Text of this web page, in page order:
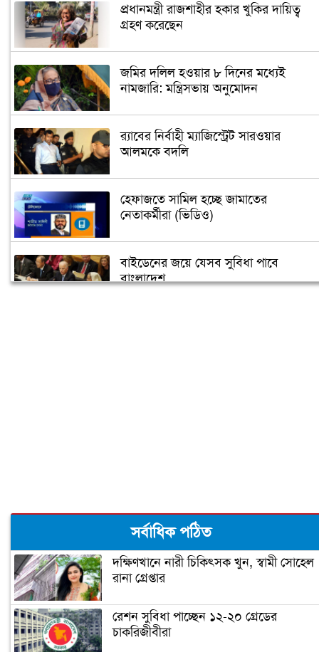
প্রধানমন্ত্রী রাজশাহীর হকার খুকির দায়িত্ব
গ্রহণ করেছেন
জমির দলিল হওয়ার ৮ দিনের মধ্যেই
নামজারি: মন্ত্রিসভায় অনুমোদন
র‌্যাবের নির্বাহী ম্যাজিস্ট্রেট সারওয়ার
আলমকে বদলি
হেফাজতে সামিল হচ্ছে জামাতের
নেতাকর্মীরা (ভিডিও)
বাইডেনের জয়ে যেসব সুবিধা পাবে
বাংলাদেশ
মধ্যবিত্তদের জন্য তৈরি ফ্ল্যাটের দাম আকাশ
ছোঁয়া (ভিডিও)
প্রধানমন্ত্রী আজ উদ্বোধন করবেন গোলাম
শিশু নির্যাতন ধামাচাপা দিতে ভাস্কর্যবিরোধী
সর্বাধিক পঠিত
দক্ষিণখানে নারী চিকিৎসক খুন, স্বামী সোহেল
রানা গ্রেপ্তার
রেশন সুবিধা পাচ্ছেন ১২-২০ গ্রেডের
চাকরিজীবীরা